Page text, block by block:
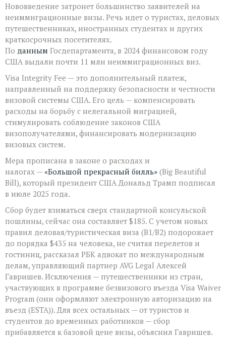
Нововведение затронет большинство заявителей на
неиммиграционные визы. Речь идет о туристах, деловых
путешественниках, иностранных студентах и других
краткосрочных посетителях.
По данным Госдепартамента, в 2024 финансовом году
США выдали почти 11 млн неиммиграционных виз.
Visa Integrity Fee — это дополнительный платеж,
направленный на поддержку безопасности и честности
визовой системы США. Его цель — компенсировать
расходы на борьбу с нелегальной миграцией,
стимулировать соблюдение законов США
визополучателями, финансировать модернизацию
визовых систем.
Мера прописана в законе о расходах и
налогах — «Большой прекрасный билль» (Big Beautiful
Bill), который президент США Дональд Трамп подписал
в июле 2025 года.
Сбор будет взиматься сверх стандартной консульской
пошлины, сейчас она составляет $185. С учетом новых
правил деловая/туристическая виза (B1/B2) подорожает
до порядка $435 на человека, не считая перелетов и
гостиниц, рассказал РБК адвокат по международным
делам, управляющий партнер AVG Legal Алексей
Гавришев. Исключения — путешественники из стран,
участвующих в программе безвизового въезда Visa Waiver
Program (они оформляют электронную авторизацию на
въезд (ESTA)). Для всех остальных — от туристов и
студентов до временных работников — сбор
прибавляется к базовой цене визы, объяснил Гавришев.